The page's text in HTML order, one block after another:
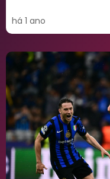
há 1 ano